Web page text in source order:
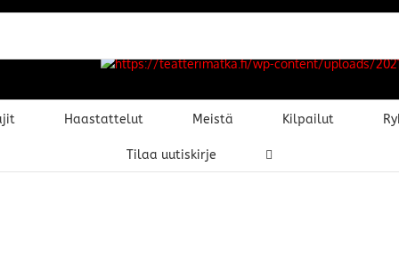
Haastattelut Meistä Kilpailut
Tilaa uutiskirje